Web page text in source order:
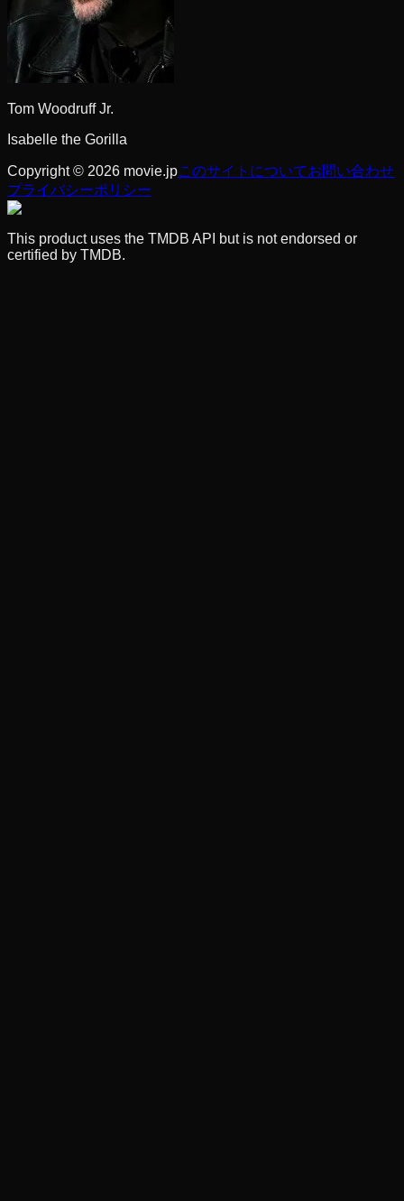
Tom Woodruff Jr.
Isabelle the Gorilla
Copyright © 2026 movie.jpこのサイトについてお問い合わせ
プライバシーポリシー
This product uses the TMDB API but is not endorsed or
certified by TMDB.